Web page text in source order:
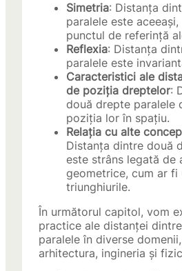
Simetria: Distanța
paralele este
punctul de referință
Reflexia: Distanța
paralele este
Caracteristici ale
de poziția dreptelor:
două drepte paralele
poziția lor în spațiu.
Relația cu alte
Distanța dintre două
este strâns legată de
geometrice, cum ar fi
triunghiurile.
În următorul capitol, vom
practice ale distanței
paralele în diverse
arhitectura, ingineria și